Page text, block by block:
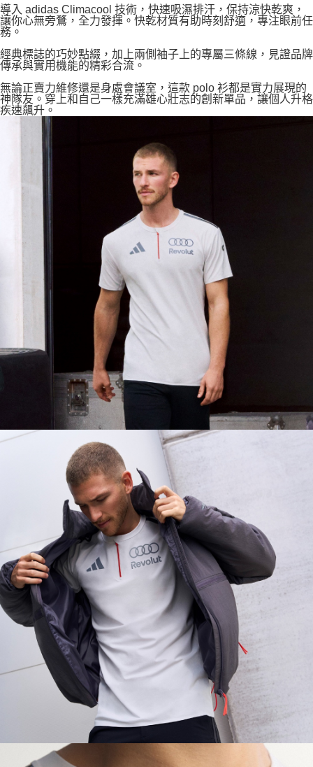
導入 adidas Climacool 技術，快速吸濕排汗，保持涼快乾爽，
讓你心無旁鶩，全力發揮。快乾材質有助時刻舒適，專注眼前任
務。
經典標誌的巧妙點綴，加上兩側袖子上的專屬三條線，見證品牌
傳承與實用機能的精彩合流。
無論正賣力維修還是身處會議室，這款 polo 衫都是實力展現的
神隊友。穿上和自己一樣充滿雄心壯志的創新單品，讓個人升格
疾速飆升。